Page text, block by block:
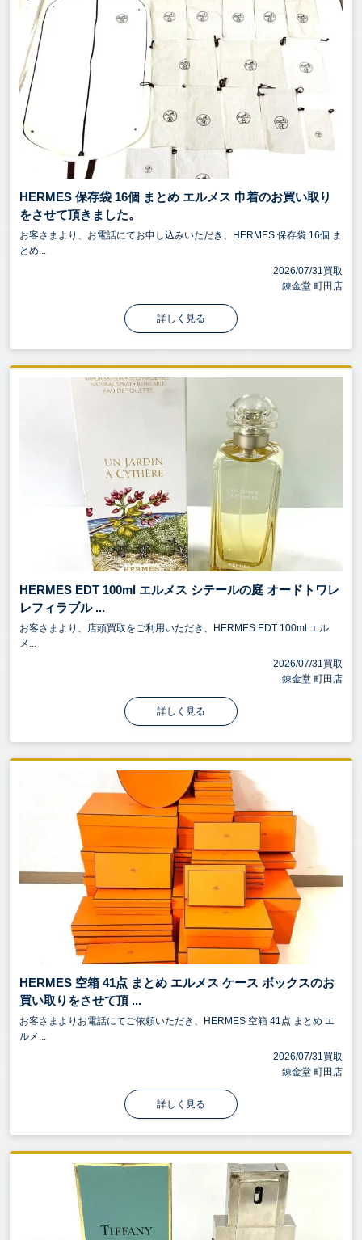
HERMES 保存袋 16個 まとめ エルメス 巾着のお買い取り
をさせて頂きました。
お客さまより、お電話にてお申し込みいただき、HERMES 保存袋 16個 ま
とめ...
2026/07/31買取
錬金堂 町田店
詳しく見る
HERMES EDT 100ml エルメス シテールの庭 オードトワレ
レフィラブル ...
お客さまより、店頭買取をご利用いただき、HERMES EDT 100ml エル
メ...
2026/07/31買取
錬金堂 町田店
詳しく見る
HERMES 空箱 41点 まとめ エルメス ケース ボックスのお
買い取りをさせて頂 ...
お客さまよりお電話にてご依頼いただき、HERMES 空箱 41点 まとめ エ
ルメ...
2026/07/31買取
錬金堂 町田店
詳しく見る